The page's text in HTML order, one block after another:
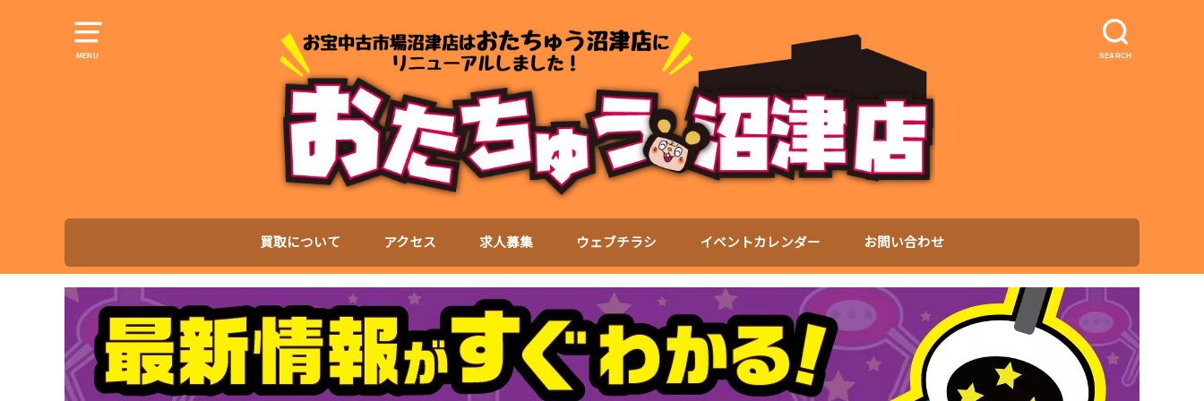
MENU SEARCH
買取について アクセス 求人募集 ウェブチラシ イベントカレンダー お問い合わせ